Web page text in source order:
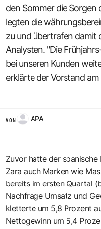
den Sommer die Sorgen
legten die
zu und übertrafen damit
Analysten. "Die
bei unseren Kunden
erklärte der Vorstand
VON APA
Zuvor hatte der
Zara auch Marken wie
bereits im ersten Quartal
Nachfrage Umsatz und
kletterte um 5,8 Prozent
Nettogewinn um 5,4